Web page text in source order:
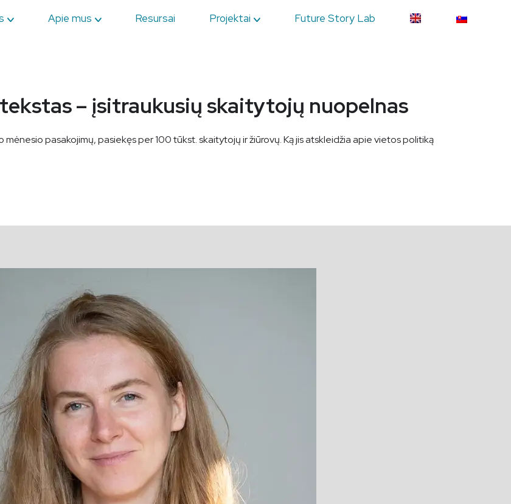
Apie mus Resursai Projektai Future Story Lab
– įsitraukusių skaitytojų nuopelnas
pasakojimų, pasiekęs per 100 tūkst. skaitytojų ir žiūrovų. Ką jis atskleidžia apie vietos politiką